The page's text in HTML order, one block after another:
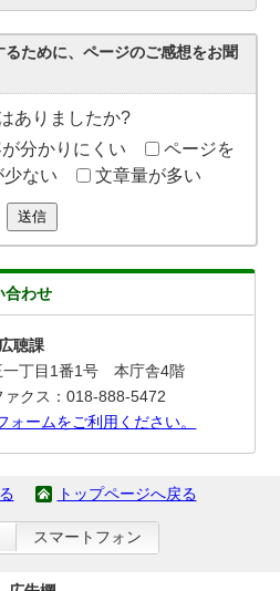
ために、ページのご感想をお聞
ありましたか?
分かりにくい
ページを
少ない 文章量が多い
送信
合わせ
聴課
丁目1番1号 本庁舎4階
クス：018-888-5472
ォームをご利用ください。
トップページへ戻る
スマートフォン